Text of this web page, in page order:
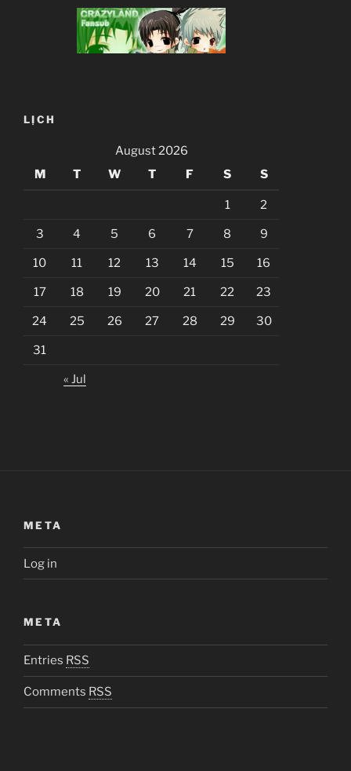
LỊCH
August 2026
M
T W T F S S
1 2
3 4 5 6 7 8 9
10 11 12 13 14 15 16
17 18 19 20 21 22 23
24 25 26 27 28 29 30
31
« Jul
META
Log in
META
Entries RSS
Comments RSS